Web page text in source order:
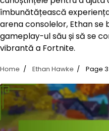
îmbunătățească
arena consolelor, Ethan
gameplay-ul său și să se
vibrantă a Fortnite.
Home Ethan Hawke Page 3